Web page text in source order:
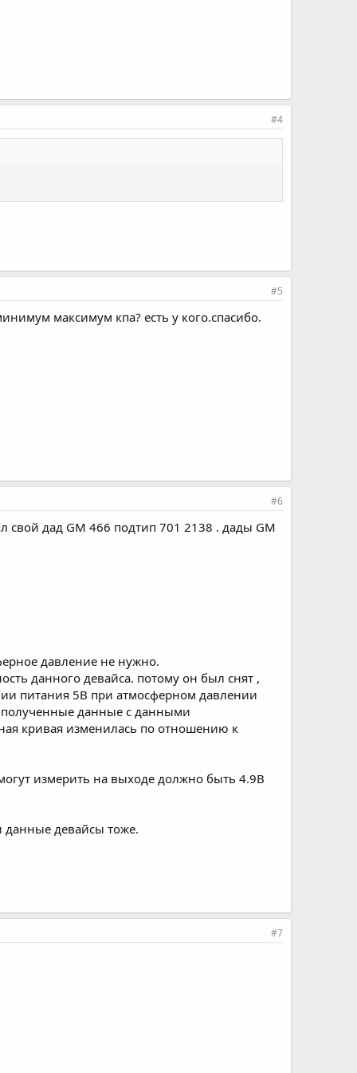
#4
#5
максимум кпа? есть у кого.спасибо.
#6
свой дад GM 466 подтип 701 2138 . дады GM
давление не нужно.
данного девайса. потому он был снят ,
питания 5В при атмосферном давлении
данные с данными
кривая изменилась по отношению к
измерить на выходе должно быть 4.9В
данные девайсы тоже.
#7